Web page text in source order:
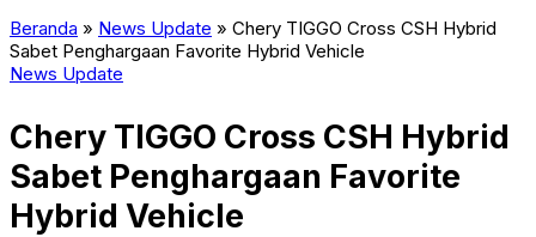
Beranda » News Update » Chery TIGGO Cross CSH Hybrid
Sabet Penghargaan Favorite Hybrid Vehicle
News Update
Chery TIGGO Cross CSH Hybrid
Sabet Penghargaan Favorite
Hybrid Vehicle